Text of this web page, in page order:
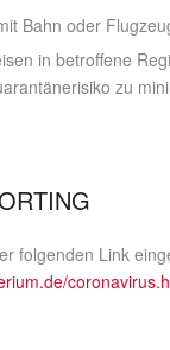
Bahn oder
in betroffene
zu
folgenden Link